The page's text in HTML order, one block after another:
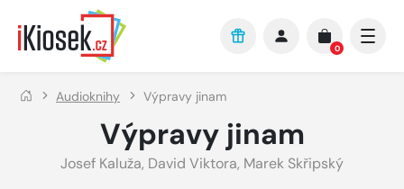
Přejít na hlavní obsah
0
Audioknihy Výpravy jinam
Výpravy jinam
Josef Kaluža, David Viktora, Marek Skřipský